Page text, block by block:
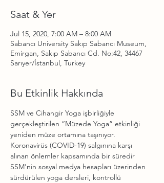
Saat & Yer
Jul 15, 2020, 7:00 AM – 8:00 AM
Sabancı University Sakıp Sabancı Museum,
Emirgan, Sakıp Sabancı Cd. No:42, 34467
Sarıyer/İstanbul, Turkey
Bu Etkinlik Hakkında
SSM ve Cihangir Yoga işbirliğiyle
gerçekleştirilen “Müzede Yoga” etkinliği
yeniden müze ortamına taşınıyor.
Koronavirüs (COVID-19) salgınına karşı
alınan önlemler kapsamında bir süredir
SSM’nin sosyal medya hesapları üzerinden
sürdürülen yoga dersleri, kontrollü